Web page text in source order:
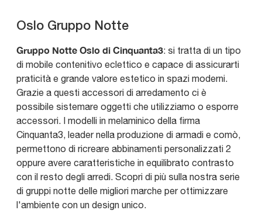
Oslo Gruppo Notte
Gruppo Notte Oslo di Cinquanta3: si tratta di un tipo
di mobile contenitivo eclettico e capace di assicurarti
praticità e grande valore estetico in spazi moderni.
Grazie a questi accessori di arredamento ci è
possibile sistemare oggetti che utilizziamo o esporre
accessori. I modelli in melaminico della firma
Cinquanta3, leader nella produzione di armadi e comò,
permettono di ricreare abbinamenti personalizzati 2
oppure avere caratteristiche in equilibrato contrasto
con il resto degli arredi. Scopri di più sulla nostra serie
di gruppi notte delle migliori marche per ottimizzare
l'ambiente con un design unico.